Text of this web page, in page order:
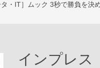
・IT］ムック 3秒で勝負を決
インプレス